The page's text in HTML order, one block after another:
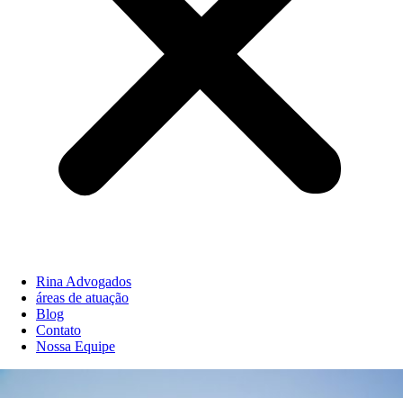
Rina Advogados
áreas de atuação
Blog
Contato
Nossa Equipe